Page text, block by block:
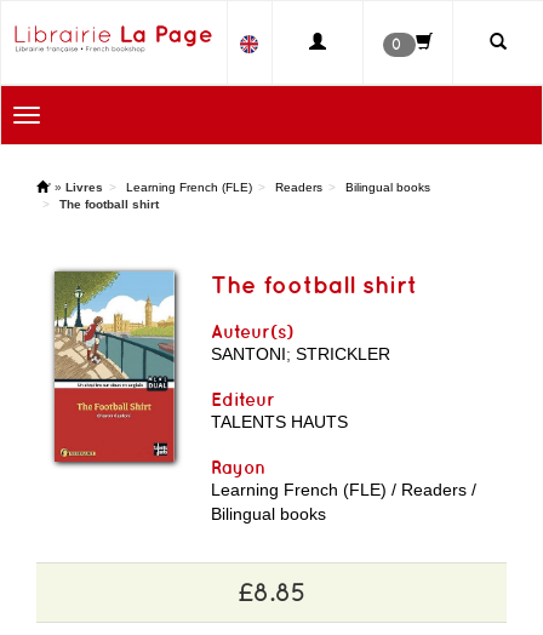
0
Toggle
navigation
' » Livres Learning French (FLE) Readers
Bilingual books
The football shirt
The football shirt
Auteur(s)
SANTONI;STRICKLER
Editeur
TALENTS HAUTS
Rayon
Learning French (FLE) / Readers /
Bilingual books
£8.85